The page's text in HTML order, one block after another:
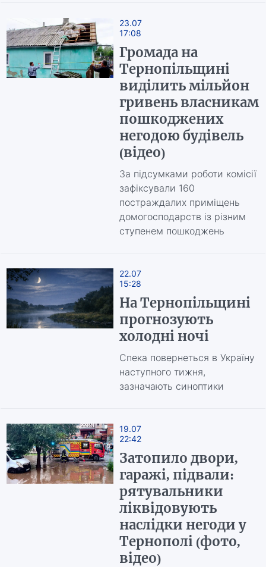
23.07
17:08
Громада на
Тернопільщині
виділить мільйон
гривень власникам
пошкоджених
негодою будівель
(відео)
За підсумками роботи комісії
зафіксували 160
постраждалих приміщень
домогосподарств із різним
ступенем пошкоджень
22.07
15:28
На Тернопільщині
прогнозують
холодні ночі
Спека повернеться в Україну
наступного тижня,
зазначають синоптики
19.07
22:42
Затопило двори,
гаражі, підвали:
рятувальники
ліквідовують
наслідки негоди у
Тернополі (фото,
відео)